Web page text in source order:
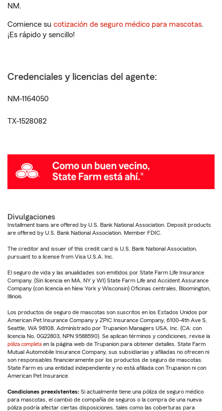
NM.
Comience su cotización de seguro médico para mascotas.
¡Es rápido y sencillo!
Credenciales y licencias del agente:
NM-1164050
TX-1528082
Divulgaciones
Installment loans are offered by U.S. Bank National Association. Deposit products
are offered by U.S. Bank National Association. Member FDIC.
The creditor and issuer of this credit card is U.S. Bank National Association,
pursuant to a license from Visa U.S.A. Inc.
El seguro de vida y las anualidades son emitidos por State Farm Life Insurance
Company. (Sin licencia en MA, NY y WI) State Farm Life and Accident Assurance
Company (con licencia en New York y Wisconsin) Oficinas centrales, Bloomington,
Illinois.
Los productos de seguro de mascotas son suscritos en los Estados Unidos por
American Pet Insurance Company y ZPIC Insurance Company, 6100-4th Ave S,
Seattle, WA 98108. Administrado por Trupanion Managers USA, Inc. (CA: con
licencia No. 0G22803, NPN 9588590). Se aplican términos y condiciones, revise la
póliza completa en la página web de Trupanion para obtener detalles. State Farm
Mutual Automobile Insurance Company, sus subsidiarias y afiliadas no ofrecen ni
son responsables financieramente por los productos de seguro de mascotas.
State Farm es una entidad independiente y no está afiliada con Trupanion ni con
American Pet Insurance.
Condiciones preexistentes: Si actualmente tiene una póliza de seguro médico
para mascotas, el cambio de compañía de seguros o la compra de una nueva
póliza podría afectar ciertas disposiciones, tales como las coberturas para